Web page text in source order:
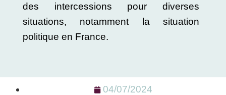
des intercessions pour diverses
situations, notamment la situation
politique en France.
04/07/2024